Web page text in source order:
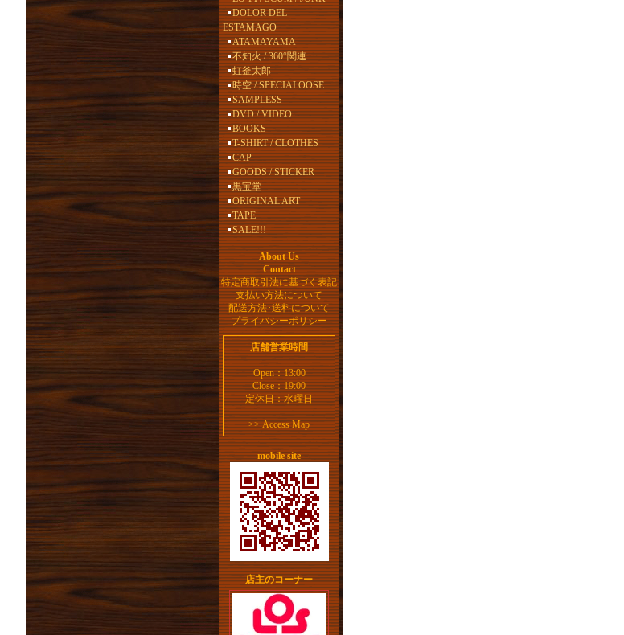
DOLOR DEL
ESTAMAGO
ATAMAYAMA
不知火 / 360°関連
虹釜太郎
時空 / SPECIALOOSE
SAMPLESS
DVD / VIDEO
BOOKS
T-SHIRT / CLOTHES
CAP
GOODS / STICKER
黒宝堂
ORIGINAL ART
TAPE
SALE!!!
About Us
Contact
特定商取引法に基づく表記
支払い方法について
配送方法･送料について
プライバシーポリシー
店舗営業時間
Open：13:00
Close：19:00
定休日：水曜日
>>Access Map
mobile site
店主のコーナー